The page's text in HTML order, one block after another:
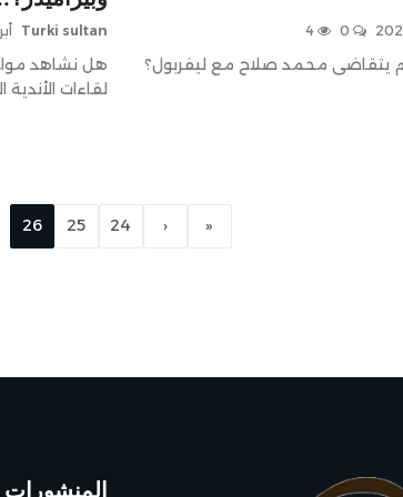
كم يتقاضى محمد صلاح مع ليفربول؟
Turki sultan
هل نشاهد
لقاءات
«
‹
24
25
26
المنشورات